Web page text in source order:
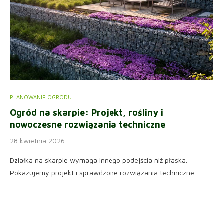
PLANOWANIE OGRODU
Ogród na skarpie: Projekt, rośliny i
nowoczesne rozwiązania techniczne
28 kwietnia 2026
Działka na skarpie wymaga innego podejścia niż płaska.
Pokazujemy projekt i sprawdzone rozwiązania techniczne.